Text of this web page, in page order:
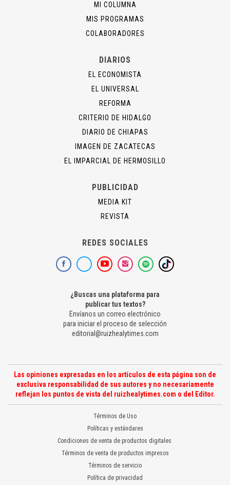
MI COLUMNA
MIS PROGRAMAS
COLABORADORES
DIARIOS
EL ECONOMISTA
EL UNIVERSAL
REFORMA
CRITERIO DE HIDALGO
DIARIO DE CHIAPAS
IMAGEN DE ZACATECAS
EL IMPARCIAL DE HERMOSILLO
PUBLICIDAD
MEDIA KIT
REVISTA
REDES SOCIALES
¿Buscas una plataforma para
publicar tus textos?
Envíanos un correo electrónico
para iniciar el proceso de selección
editorial@ruizhealytimes.com
Las opiniones expresadas en los artículos de esta página son de
exclusiva responsabilidad de sus autores y no necesariamente
reflejan los puntos de vista del ruizhealytimes.com o del Editor.
Términos de Uso
Políticas y estándares
Condiciones de venta de productos digitales
Términos de venta de productos impresos
Términos de servicio
Política de privacidad